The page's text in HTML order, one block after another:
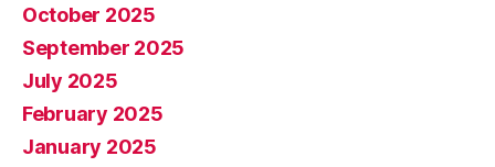
October 2025
September 2025
July 2025
February 2025
January 2025